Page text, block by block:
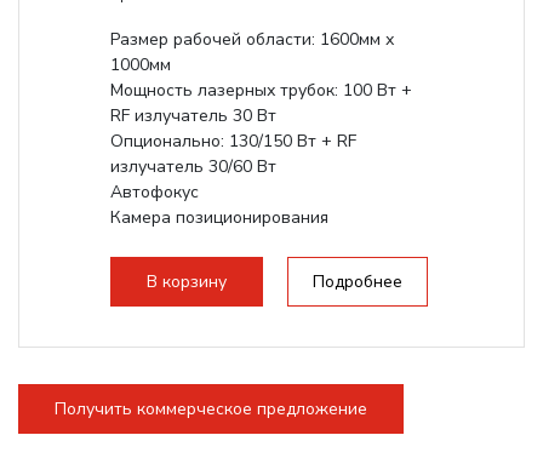
Размер рабочей области: 1600мм х
1000мм
Мощность лазерных трубок: 100 Вт +
RF излучатель 30 Вт
Опционально: 130/150 Вт + RF
излучатель 30/60 Вт
Автофокус
Камера позиционирования
2000 мм/с...
В корзину Подробнее
Получить коммерческое предложение